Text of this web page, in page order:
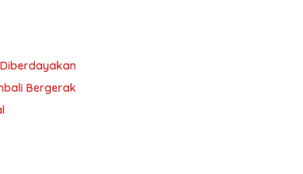
Bergerak